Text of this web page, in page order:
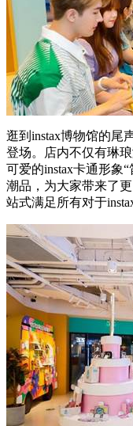
逛到instax博物馆的尾
登场。店内不仅有琳
可爱的instax卡通形象
潮品，为大家带来了
站式满足所有对于